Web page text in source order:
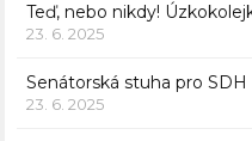
Teď, nebo nikdy!
23. 6. 2025
Senátorská stuha pro
23. 6. 2025